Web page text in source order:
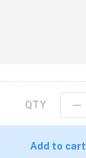
QTY
Add to cart